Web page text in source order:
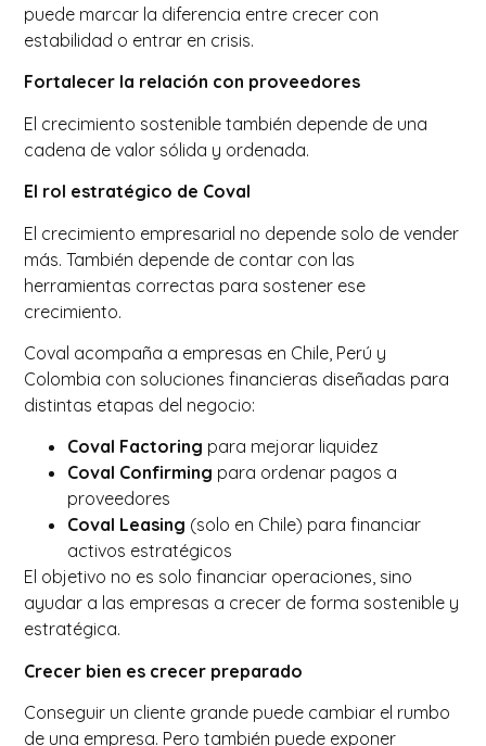
puede marcar la diferencia entre crecer con
estabilidad o entrar en crisis.
Fortalecer la relación con proveedores
El crecimiento sostenible también depende de una
cadena de valor sólida y ordenada.
El rol estratégico de Coval
El crecimiento empresarial no depende solo de vender
más. También depende de contar con las
herramientas correctas para sostener ese
crecimiento.
Coval acompaña a empresas en Chile, Perú y
Colombia con soluciones financieras diseñadas para
distintas etapas del negocio:
Coval Factoring para mejorar liquidez
Coval Confirming para ordenar pagos a
proveedores
Coval Leasing (solo en Chile) para financiar
activos estratégicos
El objetivo no es solo financiar operaciones, sino
ayudar a las empresas a crecer de forma sostenible y
estratégica.
Crecer bien es crecer preparado
Conseguir un cliente grande puede cambiar el rumbo
de una empresa. Pero también puede exponer